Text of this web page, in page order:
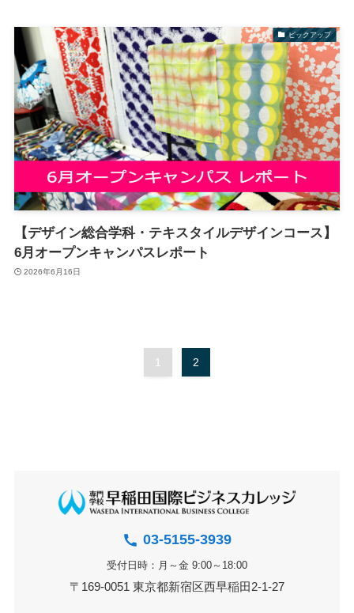
ピックアップ
【デザイン総合学科・テキスタイルデザインコース】
6月オープンキャンパスレポート
2026年6月16日
1 2
03-5155-3939
受付日時：月～金 9:00～18:00
〒169-0051 東京都新宿区西早稲田2-1-27